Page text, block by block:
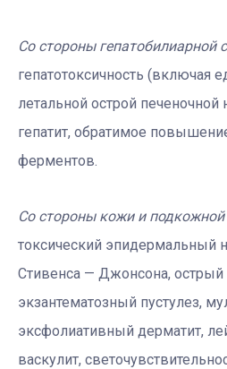
Со стороны гепатобилиарной
гепатотоксичность (включая
летальной острой печеночной
гепатит, обратимое
ферментов.
Со стороны кожи и подкожной
токсический эпидермальный
Стивенса — Джонсона, острый
экзантематозный пустулез,
эксфолиативный дерматит,
васкулит,